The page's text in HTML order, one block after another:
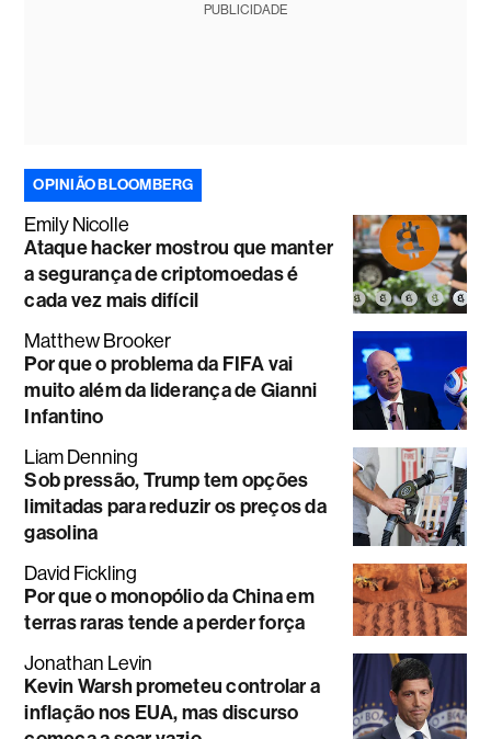
PUBLICIDADE
OPINIÃO BLOOMBERG
Emily Nicolle
Ataque hacker mostrou que manter
a segurança de criptomoedas é
cada vez mais difícil
Matthew Brooker
Por que o problema da FIFA vai
muito além da liderança de Gianni
Infantino
Liam Denning
Sob pressão, Trump tem opções
limitadas para reduzir os preços da
gasolina
David Fickling
Por que o monopólio da China em
terras raras tende a perder força
Jonathan Levin
Kevin Warsh prometeu controlar a
inflação nos EUA, mas discurso